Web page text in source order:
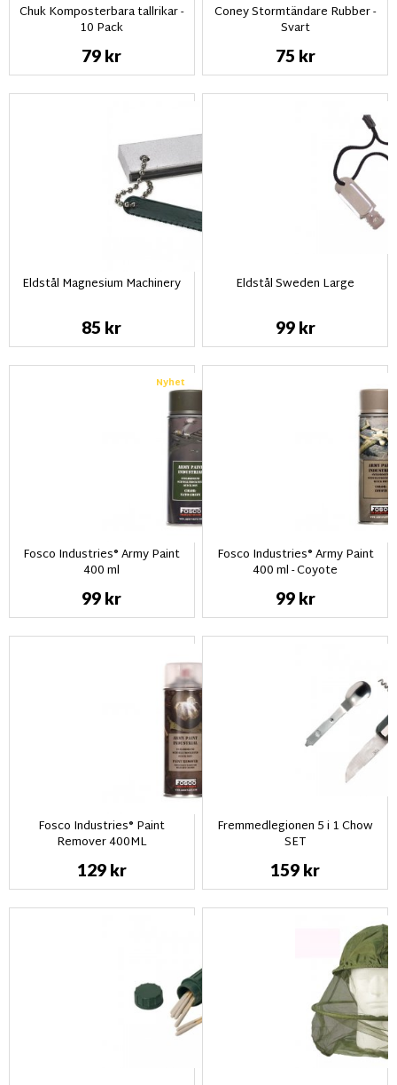
Chuk Komposterbara tallrikar -
10 Pack
79 kr
Coney Stormtändare Rubber -
Svart
75 kr
Eldstål Magnesium Machinery
85 kr
Eldstål Sweden Large
99 kr
Nyhet
Fosco Industries® Army Paint
400 ml
99 kr
Fosco Industries® Army Paint
400 ml - Coyote
99 kr
Fosco Industries® Paint
Remover 400ML
129 kr
Fremmedlegionen 5 i 1 Chow
SET
159 kr